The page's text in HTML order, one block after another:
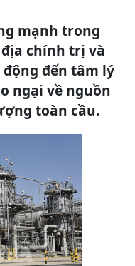
mạnh trong
chính trị và
đến tâm lý
ngại về nguồn
toàn cầu.